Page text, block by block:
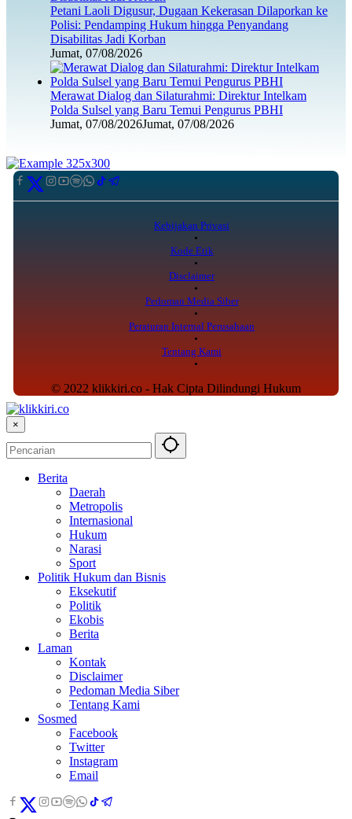
Petani Laoli Digusur, Dugaan Kekerasan Dilaporkan ke
Polisi: Pendamping Hukum hingga Penyandang
Disabilitas Jadi Korban
Jumat, 07/08/2026
Merawat Dialog dan Silaturahmi: Direktur Intelkam
Polda Sulsel yang Baru Temui Pengurus PBHI
Jumat, 07/08/2026Jumat, 07/08/2026
Kebijakan Privasi
Kode Etik
Disclaimer
Pedoman Media Siber
Peraturan Internal Perusahaan
Tentang Kami
© 2022 klikkiri.co - Hak Cipta Dilindungi Hukum
×
Berita
Daerah
Metropolis
Internasional
Hukum
Narasi
Sport
Politik Hukum dan Bisnis
Eksekutif
Politik
Ekobis
Berita
Laman
Kontak
Disclaimer
Pedoman Media Siber
Tentang Kami
Sosmed
Facebook
Twitter
Instagram
Email